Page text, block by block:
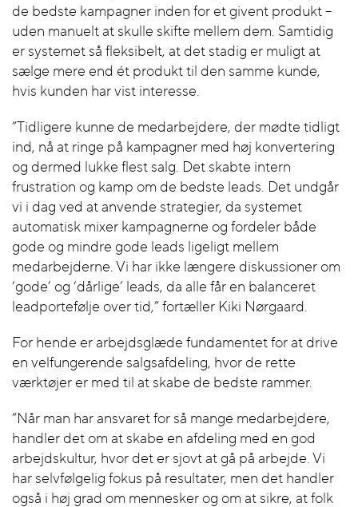
de bedste kampagner inden for et givent produkt –
uden manuelt at skulle skifte mellem dem. Samtidig
er systemet så fleksibelt, at det stadig er muligt at
sælge mere end ét produkt til den samme kunde,
hvis kunden har vist interesse.
”Tidligere kunne de medarbejdere, der mødte tidligt
ind, nå at ringe på kampagner med høj konvertering
og dermed lukke flest salg. Det skabte intern
frustration og kamp om de bedste leads. Det undgår
vi i dag ved at anvende strategier, da systemet
automatisk mixer kampagnerne og fordeler både
gode og mindre gode leads ligeligt mellem
medarbejderne. Vi har ikke længere diskussioner om
‘gode’ og ‘dårlige’ leads, da alle får en balanceret
leadportefølje over tid,” fortæller Kiki Nørgaard.
For hende er arbejdsglæde fundamentet for at drive
en velfungerende salgsafdeling, hvor de rette
værktøjer er med til at skabe de bedste rammer.
”Når man har ansvaret for så mange medarbejdere,
handler det om at skabe en afdeling med en god
arbejdskultur, hvor det er sjovt at gå på arbejde. Vi
har selvfølgelig fokus på resultater, men det handler
også i høj grad om mennesker og om at sikre, at folk